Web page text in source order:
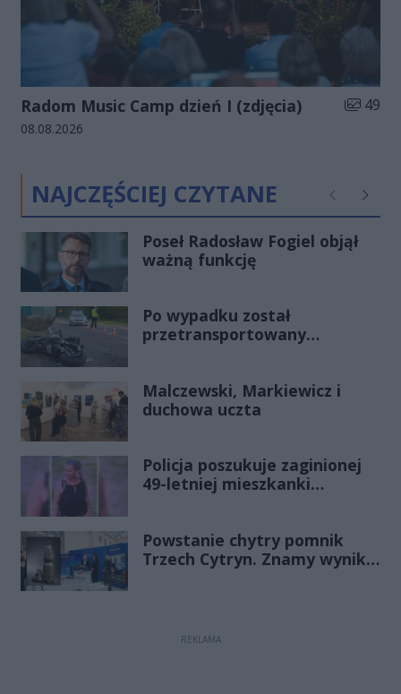
Radom Music Camp dzień I (zdjęcia) Liczba
49
Data dodania galerii:
08.08.2026
NAJCZĘŚCIEJ CZYTANE Poprzednie
Poseł Radosław Fogiel objął
ważną funkcję
Po wypadku został
przetransportowany
Malczewski, Markiewicz i
duchowa uczta
Policja poszukuje zaginionej
49-letniej mieszkanki
Powstanie chytry pomnik
Trzech Cytryn. Znamy wyniki
REKLAMA